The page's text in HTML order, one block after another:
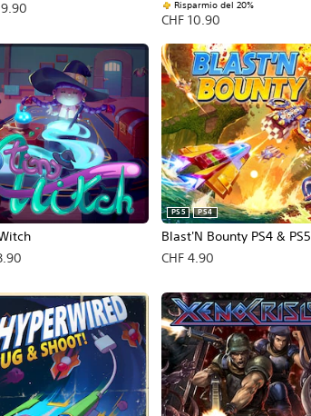
Risparmio del 20%
CHF 10.90
Blast'N Bounty PS4 & PS5
PS5 PS4
CHF 4.90